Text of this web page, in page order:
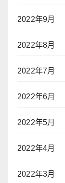
2022年9月
2022年8月
2022年7月
2022年6月
2022年5月
2022年4月
2022年3月